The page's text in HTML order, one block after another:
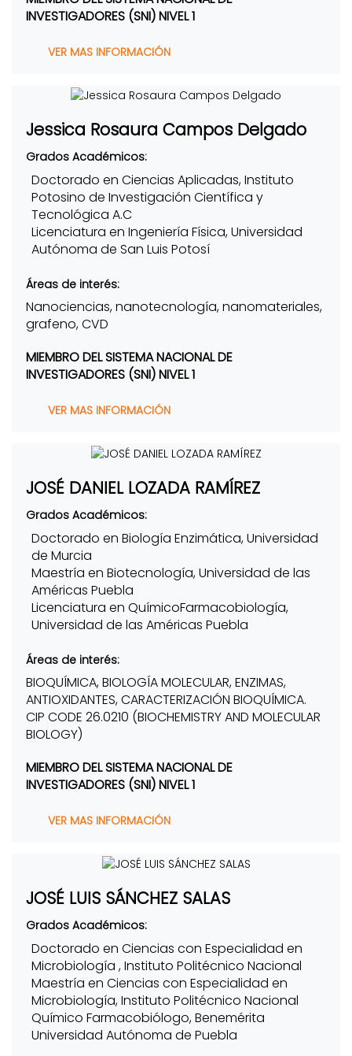
INVESTIGADORES (SNI) NIVEL 1
VER MAS INFORMACIÓN
Jessica Rosaura Campos Delgado
Grados Académicos:
Doctorado en Ciencias Aplicadas, Instituto
Potosino de Investigación Científica y
Tecnológica A.C
Licenciatura en Ingeniería Física, Universidad
Autónoma de San Luis Potosí
Áreas de interés:
Nanociencias, nanotecnología, nanomateriales,
grafeno, CVD
MIEMBRO DEL SISTEMA NACIONAL DE
INVESTIGADORES (SNI) NIVEL 1
VER MAS INFORMACIÓN
JOSÉ DANIEL LOZADA RAMÍREZ
Grados Académicos:
Doctorado en Biología Enzimática, Universidad
de Murcia
Maestría en Biotecnología, Universidad de las
Américas Puebla
Licenciatura en QuímicoFarmacobiología,
Universidad de las Américas Puebla
Áreas de interés:
BIOQUÍMICA, BIOLOGÍA MOLECULAR, ENZIMAS,
ANTIOXIDANTES, CARACTERIZACIÓN BIOQUÍMICA.
CIP CODE 26.0210 (BIOCHEMISTRY AND MOLECULAR
BIOLOGY)
MIEMBRO DEL SISTEMA NACIONAL DE
INVESTIGADORES (SNI) NIVEL 1
VER MAS INFORMACIÓN
JOSÉ LUIS SÁNCHEZ SALAS
Grados Académicos:
Doctorado en Ciencias con Especialidad en
Microbiología , Instituto Politécnico Nacional
Maestría en Ciencias con Especialidad en
Microbiología, Instituto Politécnico Nacional
Químico Farmacobiólogo, Benemérita
Universidad Autónoma de Puebla